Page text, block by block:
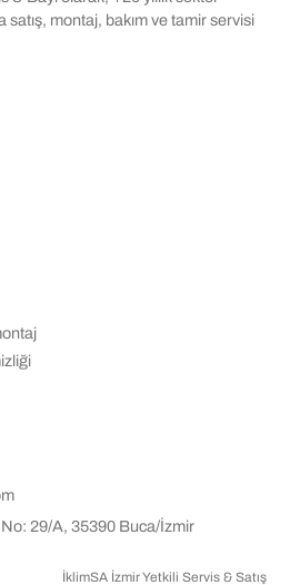
satış, montaj, bakım ve tamir servisi
29/A, 35390 Buca/İzmir
İklimSA İzmir Yetkili Servis & Satış